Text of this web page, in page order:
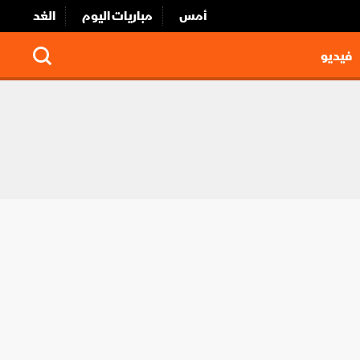
أمس مباريات اليوم
الغد
فيديو